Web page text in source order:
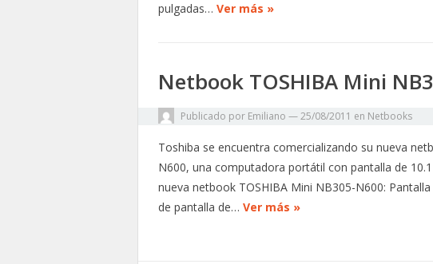
pulgadas… Ver más »
Netbook TOSHIBA Mini
Publicado por Emiliano —25/08/2011 en Netbooks
Toshiba se encuentra comercializando su nueva
N600, una computadora portátil con pantalla de
nueva netbook TOSHIBA Mini NB305-N600:
de pantalla de… Ver más »